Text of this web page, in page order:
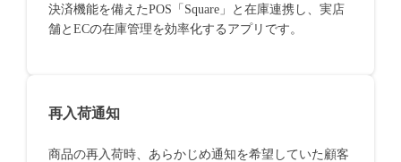
決済機能を備えたPOS「Square」と在庫連携し、実店
舗とECの在庫管理を効率化するアプリです。
再入荷通知
商品の再入荷時、あらかじめ通知を希望していた顧客